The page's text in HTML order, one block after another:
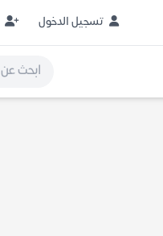
تسجيل الدخول